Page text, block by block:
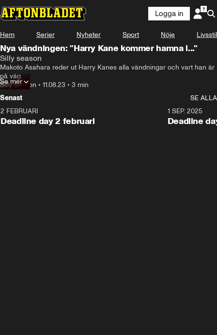
Logga in
Hem Serier Nyheter Sport Nöje Livsstil
Nya vändningen: "Harry Kane kommer hamna i..."
Silly season
Makoto Asahara reder ut Harry Kanes alla vändningar och vart han är
på väg.
Silly season • 11.08.23 • 3 min
Se mer
Senast
SE ALLA
2 FEBRUARI
Deadline day 2 februari
1 SEP. 2025
Deadline